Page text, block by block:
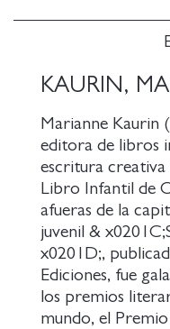
KAURIN,
Marianne Kaurin
editora de libros
escritura
Libro Infantil de
afueras de la
juvenil &
x0201D;,
Ediciones, fue
los premios
mundo, el